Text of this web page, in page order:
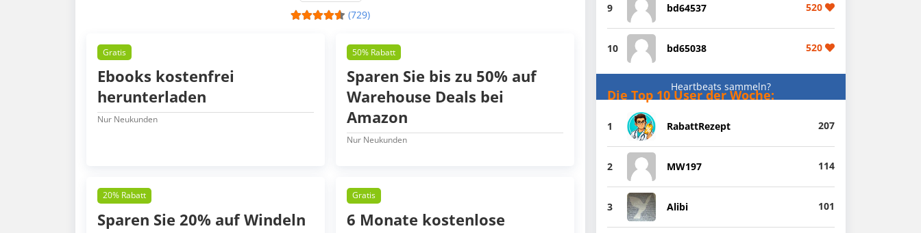
(729)
Gratis
Ebooks kostenfrei
herunterladen
Nur Neukunden
50% Rabatt
Sparen Sie bis zu 50% auf
Warehouse Deals bei
Amazon
Nur Neukunden
20% Rabatt
Sparen Sie 20% auf Windeln
Gratis
6 Monate kostenlose
9 bd64537 520
10 bd65038 520
Heartbeats sammeln?
Die Top 10 User der Woche:
1 RabattRezept 207
2 MW197 114
3 Alibi 101